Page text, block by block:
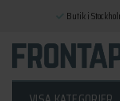
Butik i